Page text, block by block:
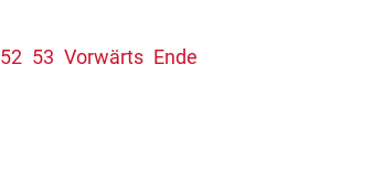
52 53 Vorwärts Ende